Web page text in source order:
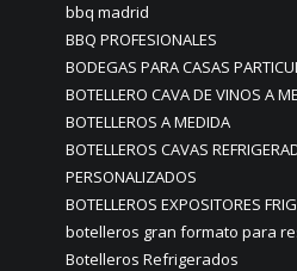
bbq madrid
BBQ PROFESIONALES
BODEGAS PARA CASAS
BOTELLERO CAVA DE VINOS A
BOTELLEROS A MEDIDA
BOTELLEROS CAVAS
PERSONALIZADOS
BOTELLEROS EXPOSITORES
botelleros gran formato para
Botelleros Refrigerados